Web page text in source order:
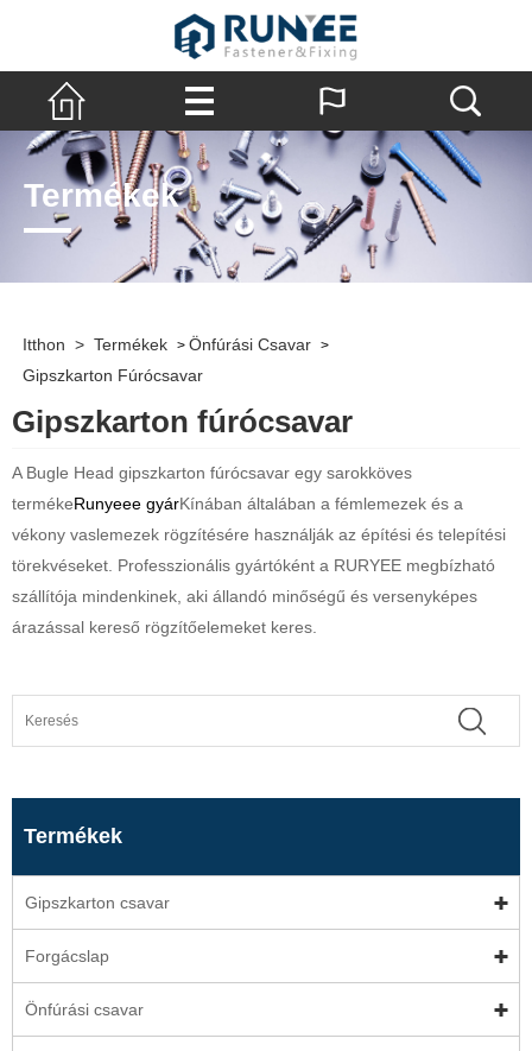
Termékek
Itthon > Termékek > Önfúrási Csavar >
Gipszkarton Fúrócsavar
Gipszkarton fúrócsavar
A Bugle Head gipszkarton fúrócsavar egy sarokköves
termékeRunyeee gyárKínában általában a fémlemezek és a
vékony vaslemezek rögzítésére használják az építési és telepítési
törekvéseket. Professzionális gyártóként a RURYEE megbízható
szállítója mindenkinek, aki állandó minőségű és versenyképes
árazással kereső rögzítőelemeket keres.
Termékek
Gipszkarton csavar
Forgácslap
Önfúrási csavar